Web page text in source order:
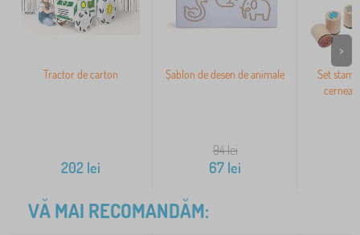
Tractor de carton
202lei
Șablon de desen de animale
94lei
67 lei
Set
>
VĂ MAI RECOMANDĂM: